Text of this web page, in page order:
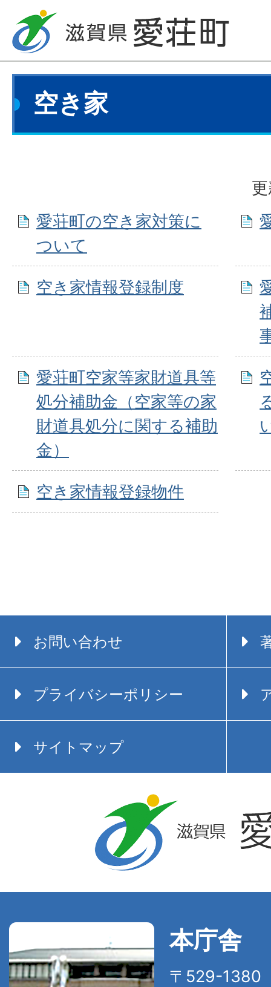
空き家
愛荘町の空き家対策に
ついて
空き家情報登録制度
愛荘町空家等家財道具等
処分補助金（空家等の家
財道具処分に関する補助
金）
空き家情報登録物件
お問い合わせ
プライバシーポリシー
サイトマップ
本庁舎
〒529-